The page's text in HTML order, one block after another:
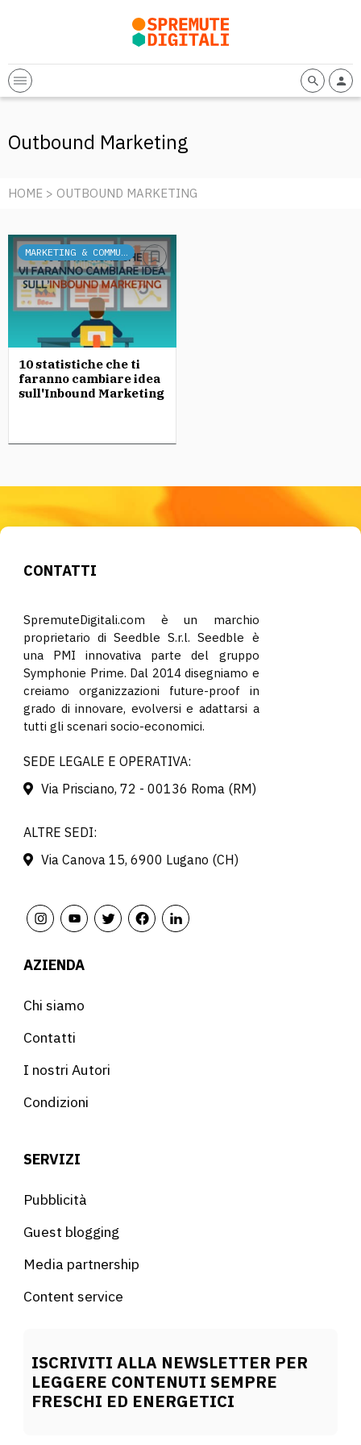
Outbound Marketing
HOME > OUTBOUND MARKETING
MARKETING & COMMUNICATION
10 statistiche che ti
faranno cambiare idea
sull'Inbound Marketing
CONTATTI
SpremuteDigitali.com è un marchio
proprietario di Seedble S.r.l. Seedble è
una PMI innovativa parte del gruppo
Symphonie Prime. Dal 2014 disegniamo e
creiamo organizzazioni future-proof in
grado di innovare, evolversi e adattarsi a
tutti gli scenari socio-economici.
SEDE LEGALE E OPERATIVA:
Via Prisciano, 72 - 00136 Roma (RM)
ALTRE SEDI:
Via Canova 15, 6900 Lugano (CH)
AZIENDA
Chi siamo
Contatti
I nostri Autori
Condizioni
SERVIZI
Pubblicità
Guest blogging
Media partnership
Content service
ISCRIVITI ALLA NEWSLETTER PER
LEGGERE CONTENUTI SEMPRE
FRESCHI ED ENERGETICI